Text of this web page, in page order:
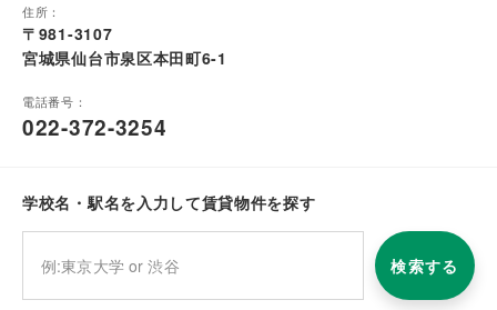
住所：
〒981-3107
宮城県仙台市泉区本田町6-1
電話番号：
022-372-3254
学校名・駅名を入力して賃貸物件を探す
検索する